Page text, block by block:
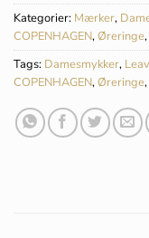
Kategorier: Mærker,
COPENHAGEN,Øreringe,
Tags: Damesmykker,
COPENHAGEN,Øreringe,